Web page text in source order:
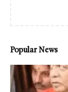
Popular News